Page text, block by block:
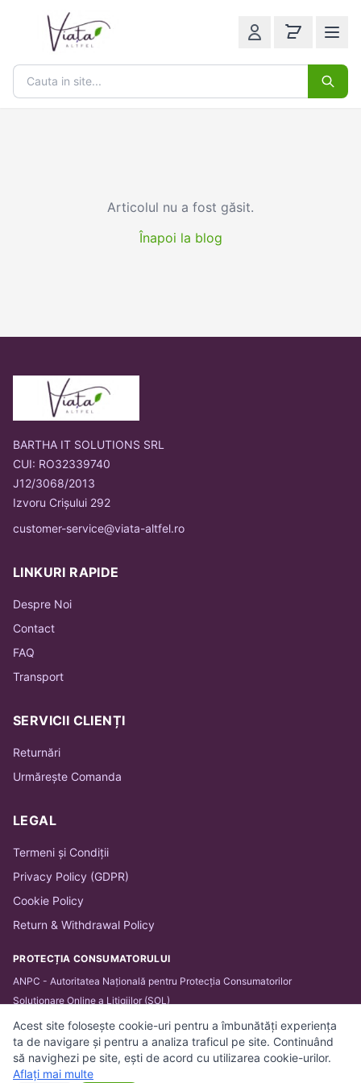
Articolul nu a fost găsit.
Înapoi la blog
BARTHA IT SOLUTIONS SRL
CUI: RO32339740
J12/3068/2013
Izvoru Crișului 292
customer-service@viata-altfel.ro
LINKURI RAPIDE
Despre Noi
Contact
FAQ
Transport
SERVICII CLIENȚI
Returnări
Urmărește Comanda
LEGAL
Termeni și Condiții
Privacy Policy (GDPR)
Cookie Policy
Return & Withdrawal Policy
PROTECȚIA CONSUMATORULUI
ANPC - Autoritatea Națională pentru Protecția Consumatorilor
Soluționare Online a Litigiilor (SOL)
© 2026 BARTHA IT SOLUTIONS SRL. Toate drepturile
Acest site folosește cookie-uri pentru a îmbunătăți experiența
ta de navigare și pentru a analiza traficul pe site. Continuând
să navighezi pe site, ești de acord cu utilizarea cookie-urilor.
Aflați mai multe